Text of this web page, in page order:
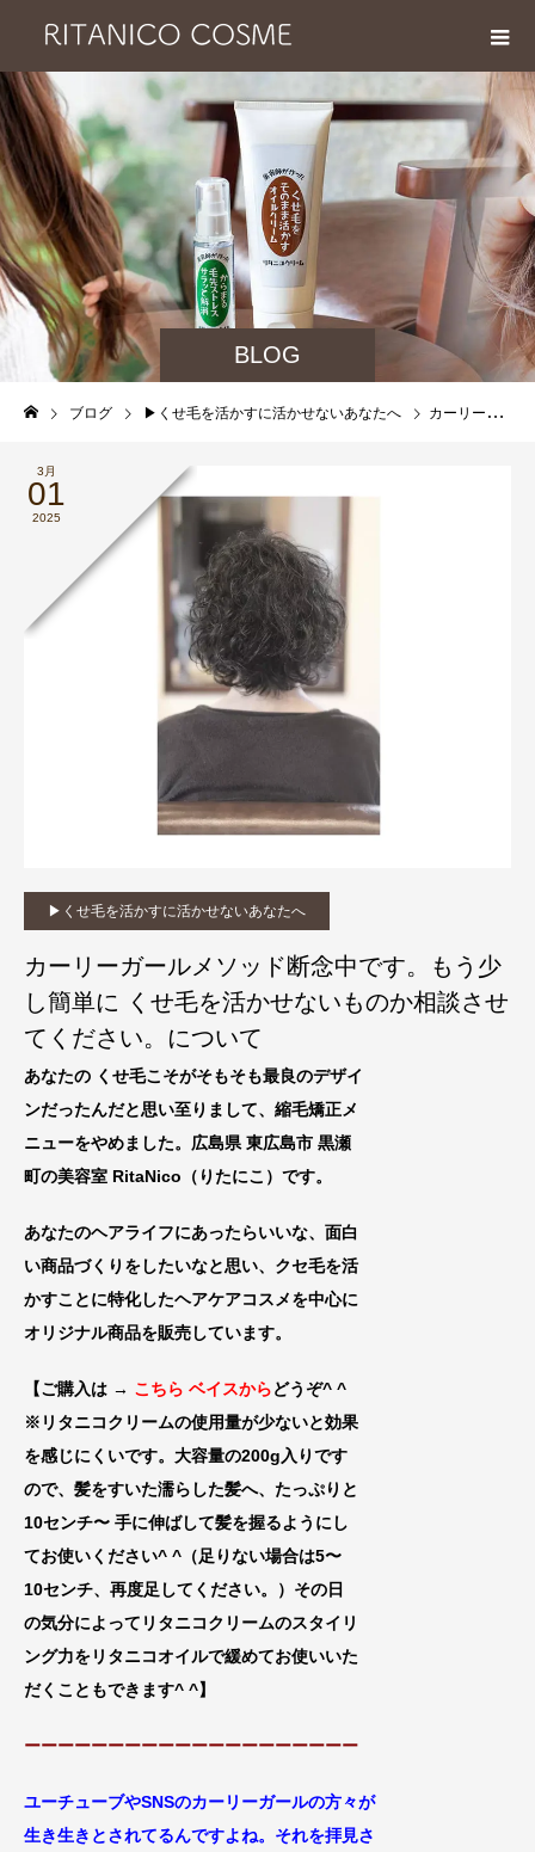
BLOG
ブログ ▶︎くせ毛を活かすに活かせないあなたへ カーリーガールメソッド断念中です。もう少し簡単に くせ毛を活かせないものか相談させてください。について
3月
01
2025
▶︎くせ毛を活かすに活かせないあなたへ
カーリーガールメソッド断念中です。もう少
し簡単に くせ毛を活かせないものか相談させ
てください。について
あなたの くせ毛こそがそもそも最良のデザイ
ンだったんだと思い至りまして、縮毛矯正メ
ニューをやめました。広島県 東広島市 黒瀬
町の美容室 RitaNico （りたにこ）です。
あなたのヘアライフにあったらいいな、 面白
い商品づくりをしたいなと思い、クセ毛を活
かすことに特化したヘアケアコスメを中心に
オリジナル商品を販売しています。
【ご購入は → こちら ベイスからどうぞ^ ^
※リタニコクリームの使用量が少ないと効果
を感じにくいです。大容量の200g入りです
ので、髪をすいた濡らした髪へ、たっぷりと
10センチ〜 手に伸ばして髪を握るようにし
てお使いください^ ^（足りない場合は5〜
10センチ、再度足してください。）その日
の気分によってリタニコクリームのスタイリ
ング力をリタニコオイルで緩めてお使いいた
だくこともできます^ ^】
ーーーーーーーーーーーーーーーーーーーー
ユーチューブやSNSのカーリーガールの方々が
生き生きとされてるんですよね。それを拝見さ